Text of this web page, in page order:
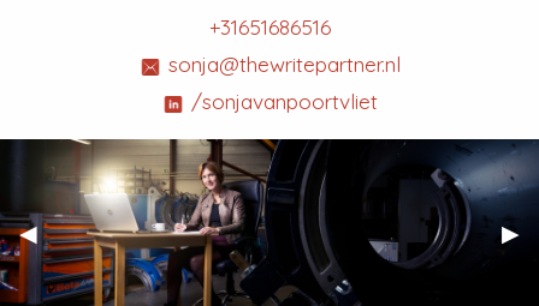
+31651686516
sonja@thewritepartner.nl
/sonjavanpoortvliet
Previous
Slide
◀︎ ▶︎